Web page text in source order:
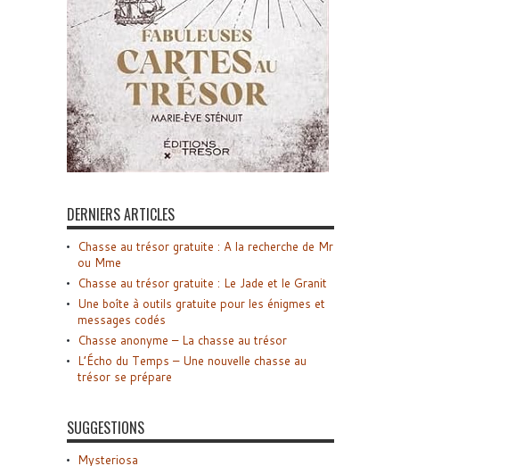
DERNIERS ARTICLES
Chasse au trésor gratuite : A la recherche de Mr
ou Mme
Chasse au trésor gratuite : Le Jade et le Granit
Une boîte à outils gratuite pour les énigmes et
messages codés
Chasse anonyme – La chasse au trésor
L’Écho du Temps – Une nouvelle chasse au
trésor se prépare
SUGGESTIONS
Mysteriosa